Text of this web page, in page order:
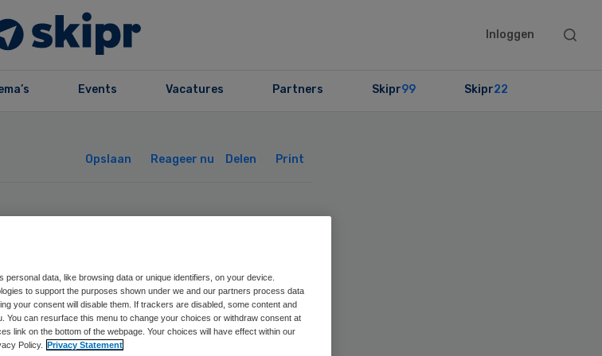
Inloggen
Search
Events Vacatures Partners Skipr99 Skipr22
Opslaan Reageer nu Delen Print
wint
e-
data, like browsing data or unique identifiers, on your device.
to support the purposes shown under we and our partners process data
your consent will disable them. If trackers are disabled, some content and
You can resurface this menu to change your choices or withdraw consent at
link on the bottom of the webpage. Your choices will have effect within our
Policy. Privacy Statement